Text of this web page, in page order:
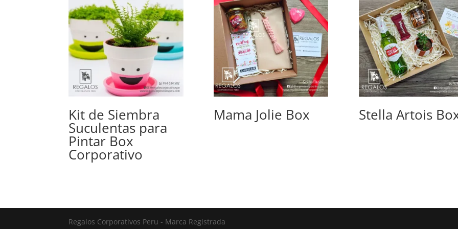
Kit de Siembra
Suculentas para
Pintar Box
Corporativo
Mama Jolie Box Stella Artois
Regalos Corporativos Peru - Marca Registrada